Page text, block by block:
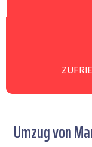
Umzug von